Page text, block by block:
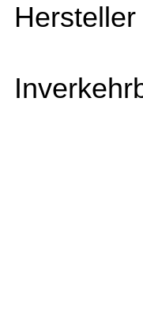
Hersteller